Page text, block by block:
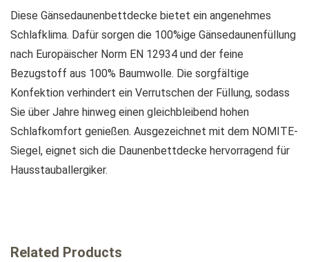
Diese Gänsedaunenbettdecke bietet ein angenehmes
Schlafklima. Dafür sorgen die 100%ige Gänsedaunenfüllung
nach Europäischer Norm EN 12934 und der feine
Bezugstoff aus 100% Baumwolle. Die sorgfältige
Konfektion verhindert ein Verrutschen der Füllung, sodass
Sie über Jahre hinweg einen gleichbleibend hohen
Schlafkomfort genießen. Ausgezeichnet mit dem NOMITE-
Siegel, eignet sich die Daunenbettdecke hervorragend für
Hausstauballergiker.
Related Products